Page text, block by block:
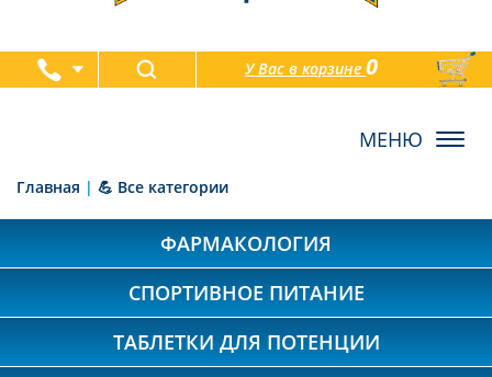
У Вас в корзине0
товаров
Главная | 💪 Все категории
ФАРМАКОЛОГИЯ
СПОРТИВНОЕ ПИТАНИЕ
ТАБЛЕТКИ ДЛЯ ПОТЕНЦИИ